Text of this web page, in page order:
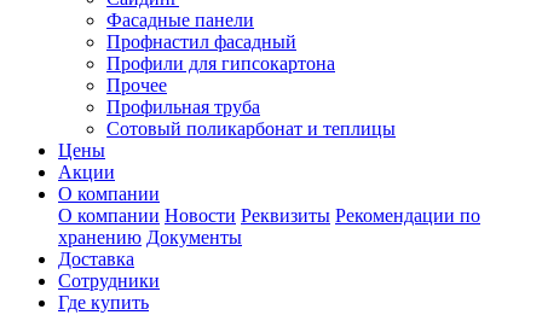
Фасадные панели
Профнастил фасадный
Профили для гипсокартона
Прочее
Профильная труба
Сотовый поликарбонат и теплицы
Цены
Акции
О компании
О компании Новости Реквизиты Рекомендации по
хранению Документы
Доставка
Сотрудники
Где купить